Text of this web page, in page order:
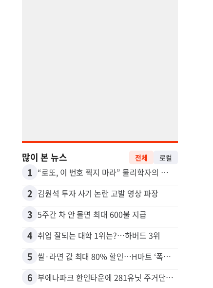
많이 본 뉴스 전체 로컬
1 “로또, 이 번호 찍지 마라” 물리학자의 당첨금 높이는 비밀
2 김원석 투자 사기 논란 고발 영상 파장
3 5주간 차 안 몰면 최대 600불 지급
4 취업 잘되는 대학 1위는?…하버드 3위
5 쌀·라면 값 최대 80% 할인…H마트 ‘폭탄 세일’
6 부에나파크 한인타운에 281유닛 주거단지 들어선다